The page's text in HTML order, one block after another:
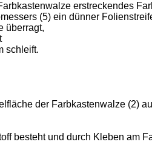
erstreckendes
(5) ein dünner
überragt,
schleift.
der Farbkastenwalze (2)
besteht und durch Kleben am